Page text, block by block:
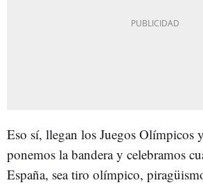
Eso sí, llegan los Juegos Olímpicos
ponemos la bandera y celebramos
España, sea tiro olímpico,